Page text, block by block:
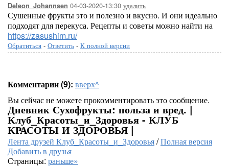
Deleon_Johannsen 04-03-2020-13:30 удалить
Сушенные фрукты это и полезно и вкусно. И они идеально
подходят для перекуса. Рецепты и советы можно найти на
https://zasushim.ru/
Обратиться - Ответить - К полной версии
Комментарии (9): вверх^
Вы сейчас не можете прокомментировать это сообщение.
Дневник Сухофрукты: польза и вред. |
Клуб_Красоты_и_Здоровья - КЛУБ
КРАСОТЫ И ЗДОРОВЬЯ |
Лента друзей Клуб_Красоты_и_Здоровья/Полная версия
Добавить в друзья
Страницы: раньше»